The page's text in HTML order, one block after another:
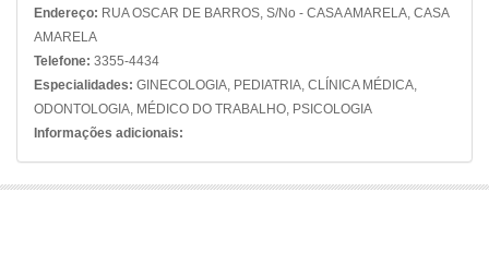
Endereço: RUA OSCAR DE BARROS, S/No - CASA AMARELA, CASA
AMARELA
Telefone: 3355-4434
Especialidades: GINECOLOGIA, PEDIATRIA, CLÍNICA MÉDICA,
ODONTOLOGIA, MÉDICO DO TRABALHO, PSICOLOGIA
Informações adicionais: